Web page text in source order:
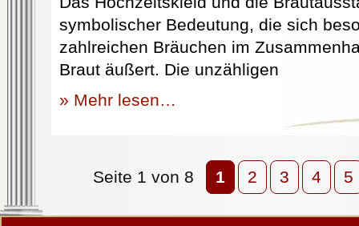
symbolischer Bedeutung, die sich
zahlreichen Bräuchen im
Braut äußert. Die unzähligen
» Mehr lesen…
Seite 1 von 8 1 2 3 4 5